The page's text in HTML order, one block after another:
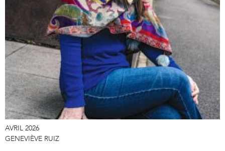
AVRIL 2026
GENEVIÈVE RUIZ